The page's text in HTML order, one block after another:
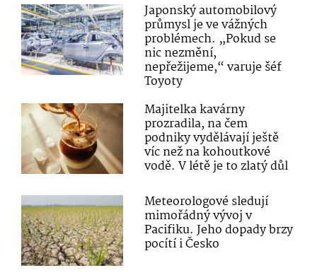
Japonský automobilový
průmysl je ve vážných
problémech. „Pokud se
nic nezmění,
nepřežijeme,“ varuje šéf
Toyoty
Majitelka kavárny
prozradila, na čem
podniky vydělávají ještě
víc než na kohoutkové
vodě. V létě je to zlatý důl
Meteorologové sledují
mimořádný vývoj v
Pacifiku. Jeho dopady brzy
pocítí i Česko